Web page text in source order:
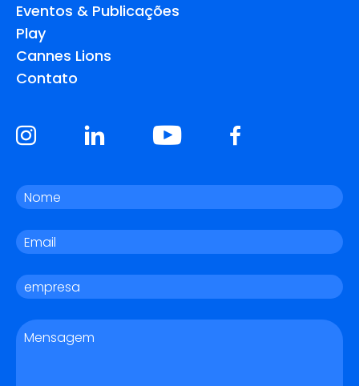
Eventos & Publicações
Play
Cannes Lions
Contato